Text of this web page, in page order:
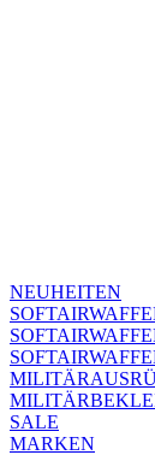
NEUHEITEN
SALE
MARKEN